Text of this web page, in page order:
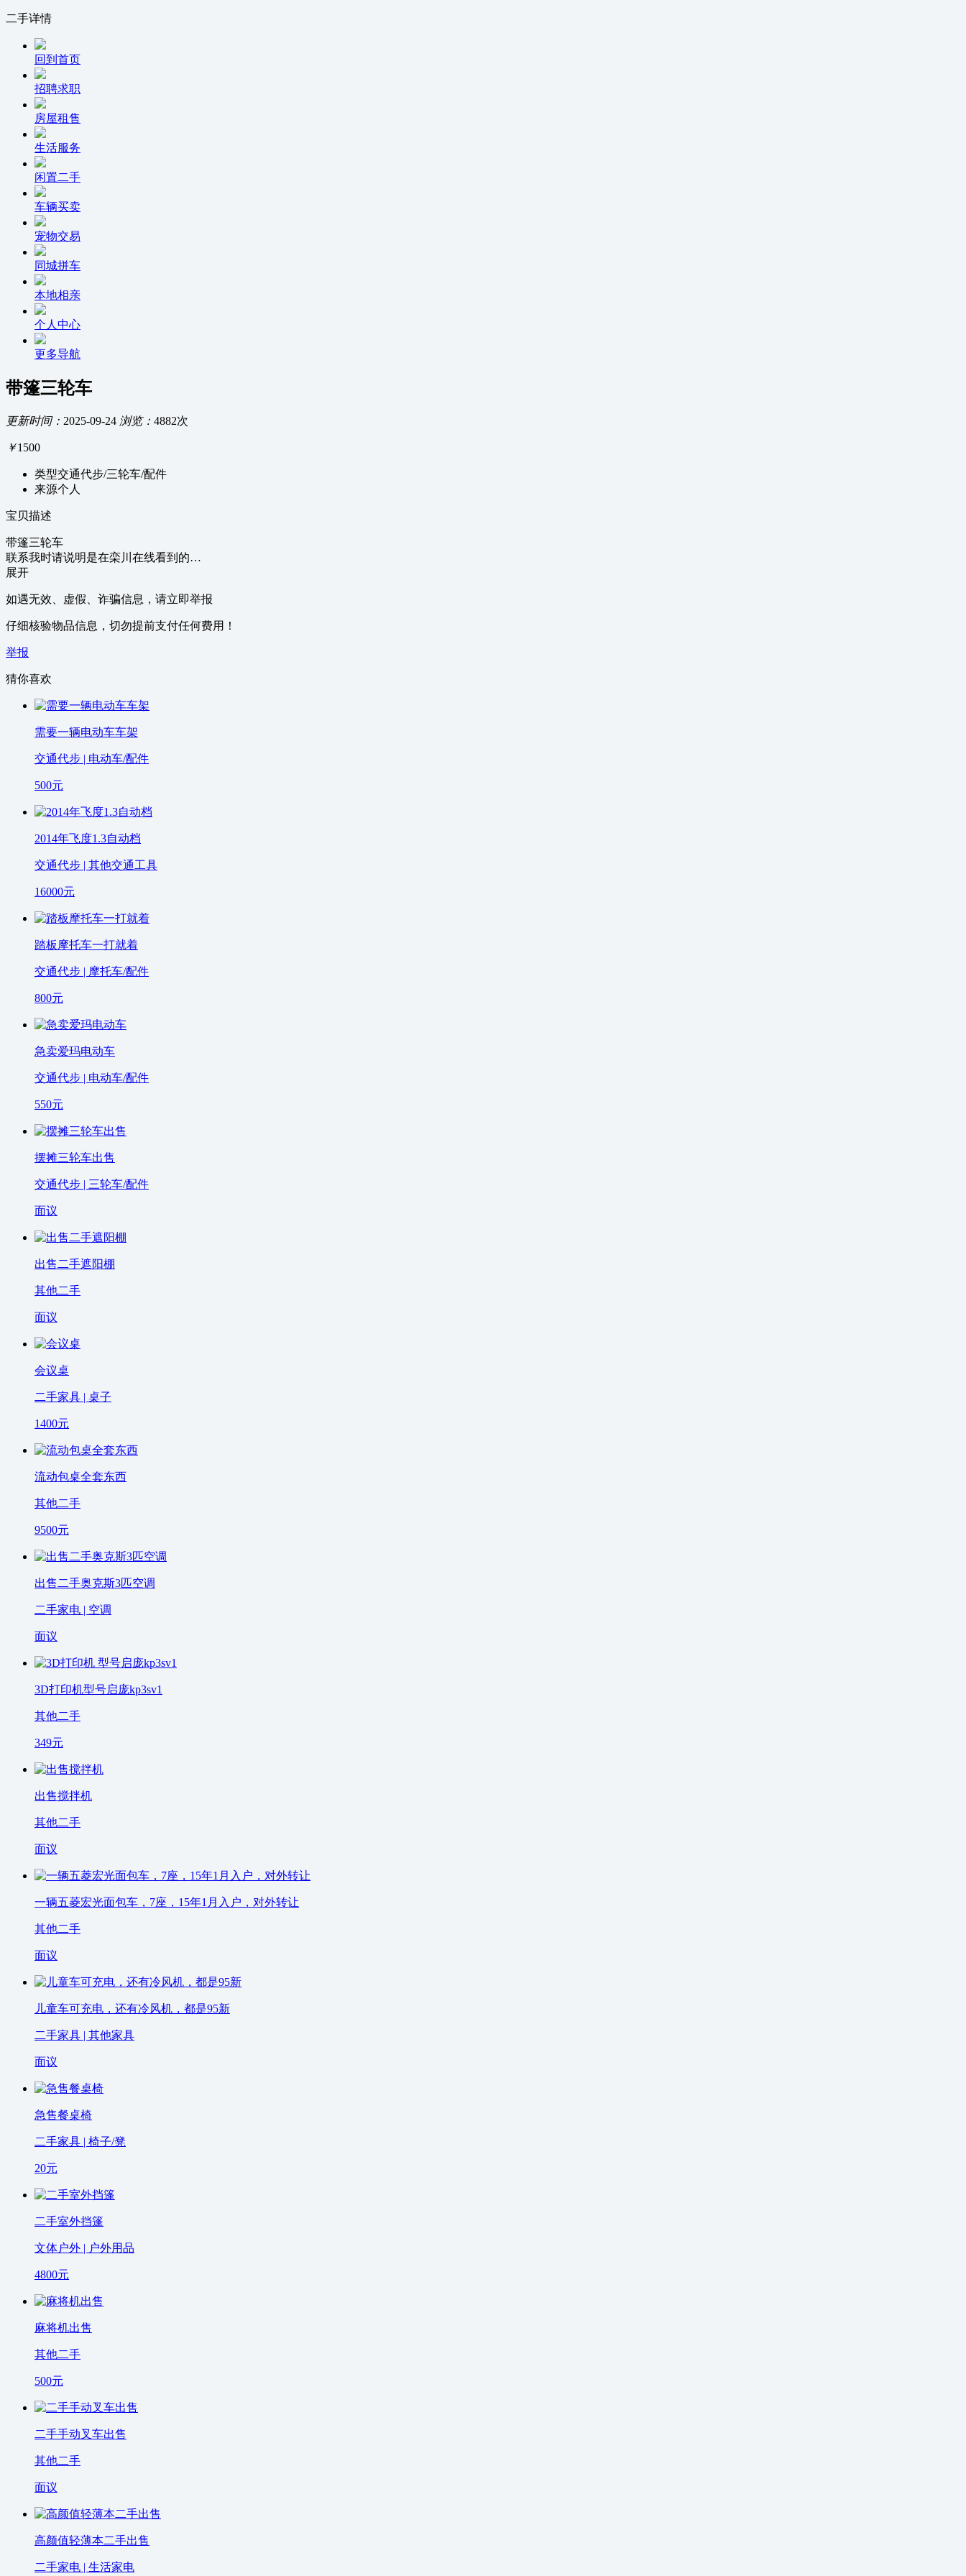
二手详情
回到首页
招聘求职
房屋租售
生活服务
闲置二手
车辆买卖
宠物交易
同城拼车
本地相亲
个人中心
更多导航
带篷三轮车
更新时间： 2025-09-24 浏览： 4882次
￥1500
类型交通代步/三轮车/配件
来源个人
宝贝描述
带篷三轮车
联系我时请说明是在栾川在线看到的…
展开
如遇无效、虚假、诈骗信息，请立即举报
仔细核验物品信息，切勿提前支付任何费用！
举报
猜你喜欢
需要一辆电动车车架
交通代步 | 电动车/配件
500元
2014年飞度1.3自动档
交通代步 | 其他交通工具
16000元
踏板摩托车一打就着
交通代步 | 摩托车/配件
800元
急卖爱玛电动车
交通代步 | 电动车/配件
550元
摆摊三轮车出售
交通代步 | 三轮车/配件
面议
出售二手遮阳棚
其他二手
面议
会议桌
二手家具 | 桌子
1400元
流动包桌全套东西
其他二手
9500元
出售二手奥克斯3匹空调
二手家电 | 空调
面议
3D打印机型号启庞kp3sv1
其他二手
349元
出售搅拌机
其他二手
面议
一辆五菱宏光面包车，7座，15年1月入户，对外转让
其他二手
面议
儿童车可充电，还有冷风机，都是95新
二手家具 | 其他家具
面议
急售餐桌椅
二手家具 | 椅子/凳
20元
二手室外挡篷
文体户外 | 户外用品
4800元
麻将机出售
其他二手
500元
二手手动叉车出售
其他二手
面议
高颜值轻薄本二手出售
二手家电 | 生活家电